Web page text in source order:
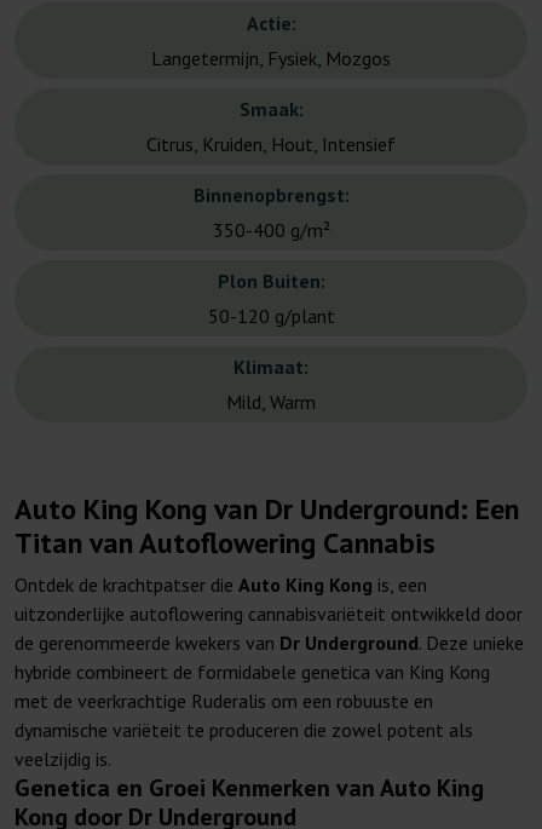
Actie:
Langetermijn, Fysiek, Mozgos
Smaak:
Citrus, Kruiden, Hout, Intensief
Binnenopbrengst:
350-400 g/m²
Plon Buiten:
50-120 g/plant
Klimaat:
Mild, Warm
Auto King Kong van Dr Underground: Een
Titan van Autoflowering Cannabis
Ontdek de krachtpatser die Auto King Kong is, een
uitzonderlijke autoflowering cannabisvariëteit ontwikkeld door
de gerenommeerde kwekers van Dr Underground. Deze unieke
hybride combineert de formidabele genetica van King Kong
met de veerkrachtige Ruderalis om een robuuste en
dynamische variëteit te produceren die zowel potent als
veelzijdig is.
Genetica en Groei Kenmerken van Auto King
Kong door Dr Underground